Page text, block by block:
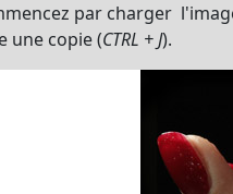
par charger
une copie (CTRL + J).